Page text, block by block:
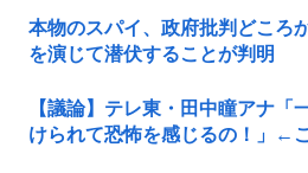
本物のスパイ、政府批判どころ
を演じて潜伏することが判明
【議論】テレ東・田中瞳アナ「
けられて恐怖を感じるの！」←